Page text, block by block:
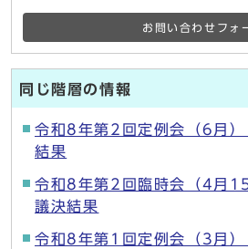
お問い合わせフォ
同じ階層の情報
令和8年第2回定例会（6月
結果
令和8年第2回臨時会（4月
議決結果
令和8年第1回定例会（3月